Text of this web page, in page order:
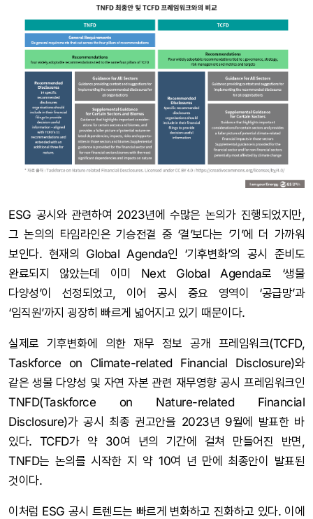
ESG 공시와 관련하여 2023년에 수많은 논의가 진행되었지만,
그 논의의 타임라인은 기승전결 중 ‘결’보다는 ‘기’에 더 가까워
보인다. 현재의 Global Agenda인 ‘기후변화’의 공시 준비도
완료되지 않았는데 이미 Next Global Agenda로 ‘생물
다양성’이 선정되었고, 이어 공시 중요 영역이 ‘공급망’과
‘임직원’까지 굉장히 빠르게 넓어지고 있기 때문이다.
실제로 기후변화에 의한 재무 정보 공개 프레임워크(TCFD,
Taskforce on Climate-related Financial Disclosure)와
같은 생물 다양성 및 자연 자본 관련 재무영향 공시 프레임워크인
TNFD(Taskforce on Nature-related Financial
Disclosure)가 공시 최종 권고안을 2023년 9월에 발표한 바
있다. TCFD가 약 30여 년의 기간에 걸쳐 만들어진 반면,
TNFD는 논의를 시작한 지 약 10여 년 만에 최종안이 발표된
것이다.
이처럼 ESG 공시 트렌드는 빠르게 변화하고 진화하고 있다. 이에